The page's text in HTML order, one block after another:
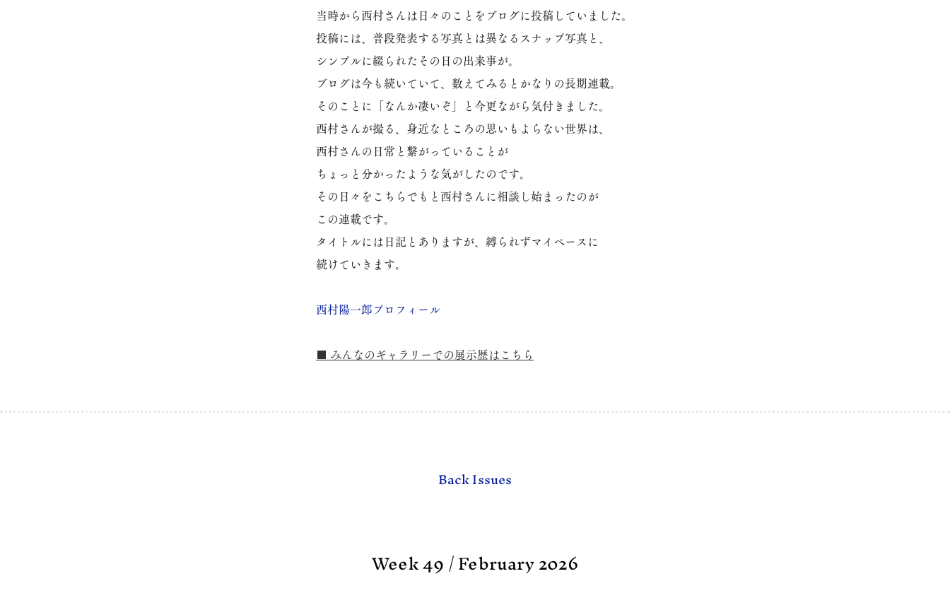
当時から西村さんは日々のことをブログに投稿していました。
投稿には、普段発表する写真とは異なるスナップ写真と、
シンプルに綴られたその日の出来事が。
ブログは今も続いていて、数えてみるとかなりの長期連載。
そのことに「なんか凄いぞ」と今更ながら気付きました。
西村さんが撮る、身近なところの思いもよらない世界は、
西村さんの日常と繋がっていることが
ちょっと分かったような気がしたのです。
その日々をこちらでもと西村さんに相談し始まったのが
この連載です。
タイトルには日記とありますが、縛られずマイペースに
続けていきます。
​西村陽一郎プロフィール
■ みんなのギャラリーでの展示歴はこちら
Back Issues
Week 49 / February 2026